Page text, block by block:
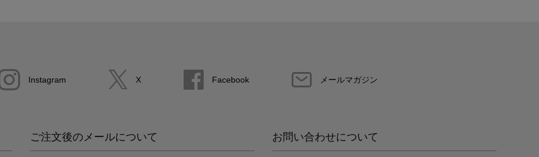
Instagram X Facebook メールマガジン
ご注文後のメールについて お問い合わせについて